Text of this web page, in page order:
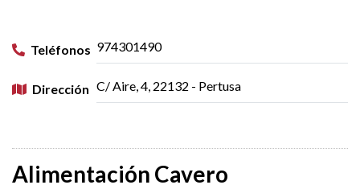
Teléfonos 974301490
Dirección C/ Aire, 4, 22132 - Pertusa
Alimentación Cavero